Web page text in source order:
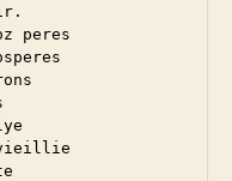
peres
vieillie